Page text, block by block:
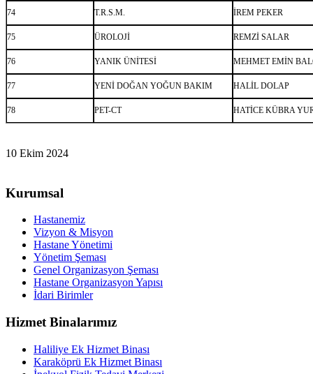
74 T.R.S.M. İREM PEKER
75 ÜROLOJİ REMZİ SALAR
76 YANIK ÜNİTESİ MEHMET EMİN
77 YENİ DOĞAN YOĞUN BAKIM HALİL DOLAP
78 PET-CT HATİCE KÜBRA
10 Ekim 2024
Kurumsal
Hastanemiz
Vizyon & Misyon
Hastane Yönetimi
Yönetim Şeması
Genel Organizasyon Şeması
Hastane Organizasyon Yapısı
İdari Birimler
Hizmet Binalarımız
Haliliye Ek Hizmet Binası
Karaköprü Ek Hizmet Binası